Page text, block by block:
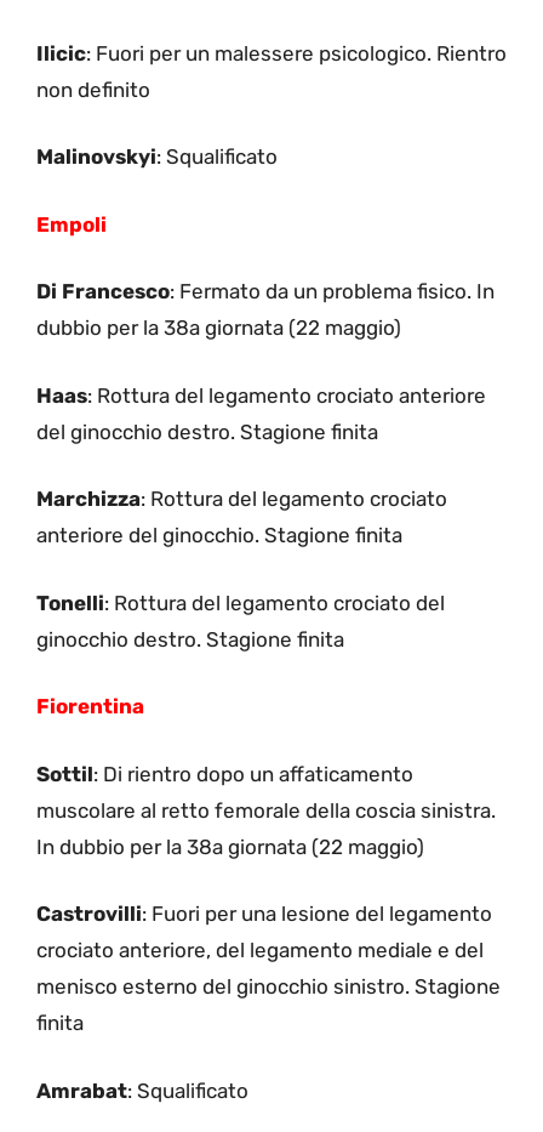
Ilicic: Fuori per un malessere psicologico. Rientro
non definito
Malinovskyi: Squalificato
Empoli
Di Francesco: Fermato da un problema fisico. In
dubbio per la 38a giornata (22 maggio)
Haas: Rottura del legamento crociato anteriore
del ginocchio destro. Stagione finita
Marchizza: Rottura del legamento crociato
anteriore del ginocchio. Stagione finita
Tonelli: Rottura del legamento crociato del
ginocchio destro. Stagione finita
Fiorentina
Sottil: Di rientro dopo un affaticamento
muscolare al retto femorale della coscia sinistra.
In dubbio per la 38a giornata (22 maggio)
Castrovilli: Fuori per una lesione del legamento
crociato anteriore, del legamento mediale e del
menisco esterno del ginocchio sinistro. Stagione
finita
Amrabat: Squalificato